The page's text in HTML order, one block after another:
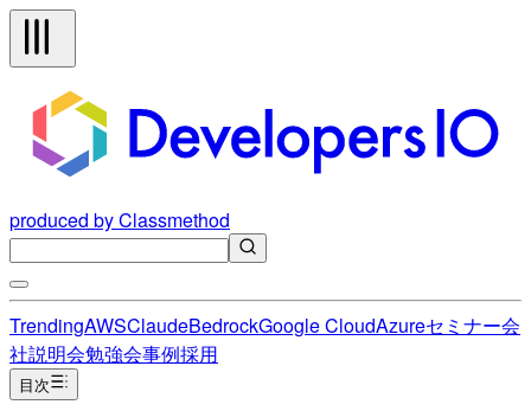
produced by Classmethod
TrendingAWSClaudeBedrockGoogle CloudAzureセミナー会
社説明会勉強会事例採用
目次